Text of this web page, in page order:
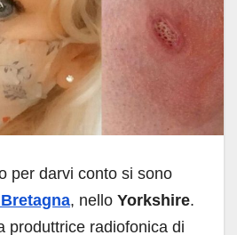
per darvi conto si sono
, nello Yorkshire.
produttrice radiofonica di